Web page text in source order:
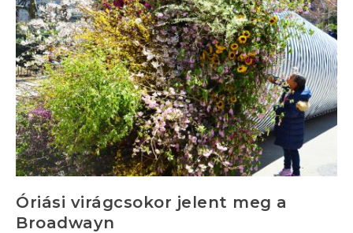
Óriási virágcsokor jelent meg a
Broadwayn